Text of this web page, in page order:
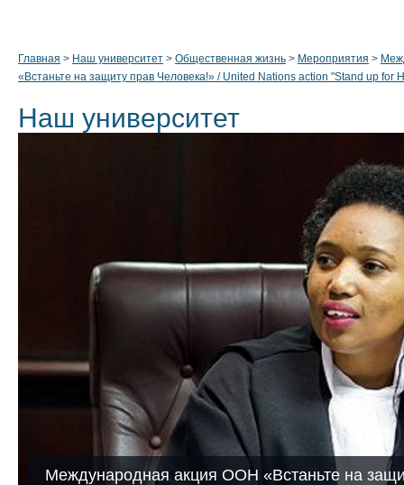
Главная > Наш университет > Общественная жизнь > Мероприятия >
«Встаньте на защиту прав Человека!» / United Nations action "Stand up for
Наш университет
Международная акция ООН «Встаньте на